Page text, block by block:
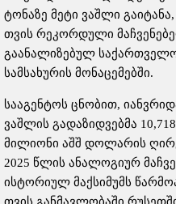
ტონაზე მეტი ვაშლი
თვის რეკორდული
გაანალიზებულ
სამსახურის მონაცემებში.
სააგენტოს ცნობით,
ვაშლის გადაზიდვებმა
მილიონი აშშ დოლარის
2025 წლის ანალოგიურ
ისტორიულ მაქსიმუმს